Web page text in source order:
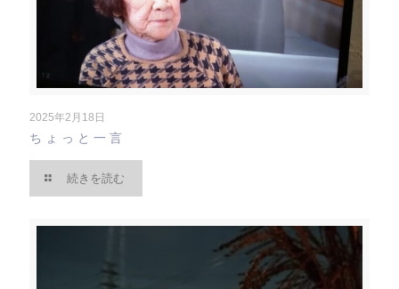
2025年2月18日
ちょっと一言
続きを読む